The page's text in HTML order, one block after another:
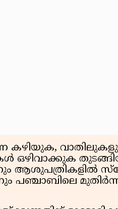
കഴിയുക,
ഒഴിവാക്കുക
ആശുപത്രികളില്‍
പഞ്ചാബിലെ